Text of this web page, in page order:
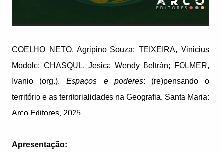
COELHO NETO, Agripino Souza; TEIXEIRA, Vinicius
Modolo; CHASQUL, Jesica Wendy Beltrán; FOLMER,
Ivanio (org.).Espaços e poderes: (re)pensando o
território e as territorialidades na Geografia. Santa Maria:
Arco Editores, 2025.
Apresentação: